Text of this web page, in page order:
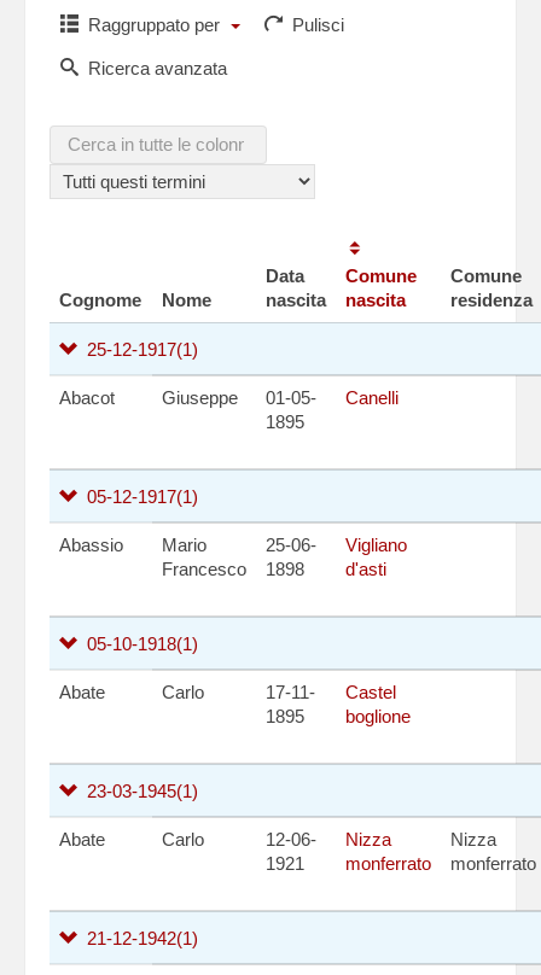
Raggruppato per Pulisci
Ricerca avanzata
Cognome Nome
Data
nascita
Comune
nascita
Comune
residenza
25-12-1917(1)
Abacot Giuseppe
01-05-
1895
Canelli
05-12-1917(1)
Abassio
Mario
Francesco
25-06-
1898
Vigliano
d'asti
05-10-1918(1)
Abate Carlo
17-11-
1895
Castel
boglione
23-03-1945(1)
Abate Carlo
12-06-
1921
Nizza
monferrato
Nizza
monferrato
21-12-1942(1)